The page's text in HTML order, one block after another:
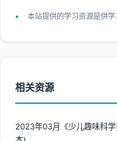
本站提供的学习资源是供
相关资源
2023年03月《少儿趣味科